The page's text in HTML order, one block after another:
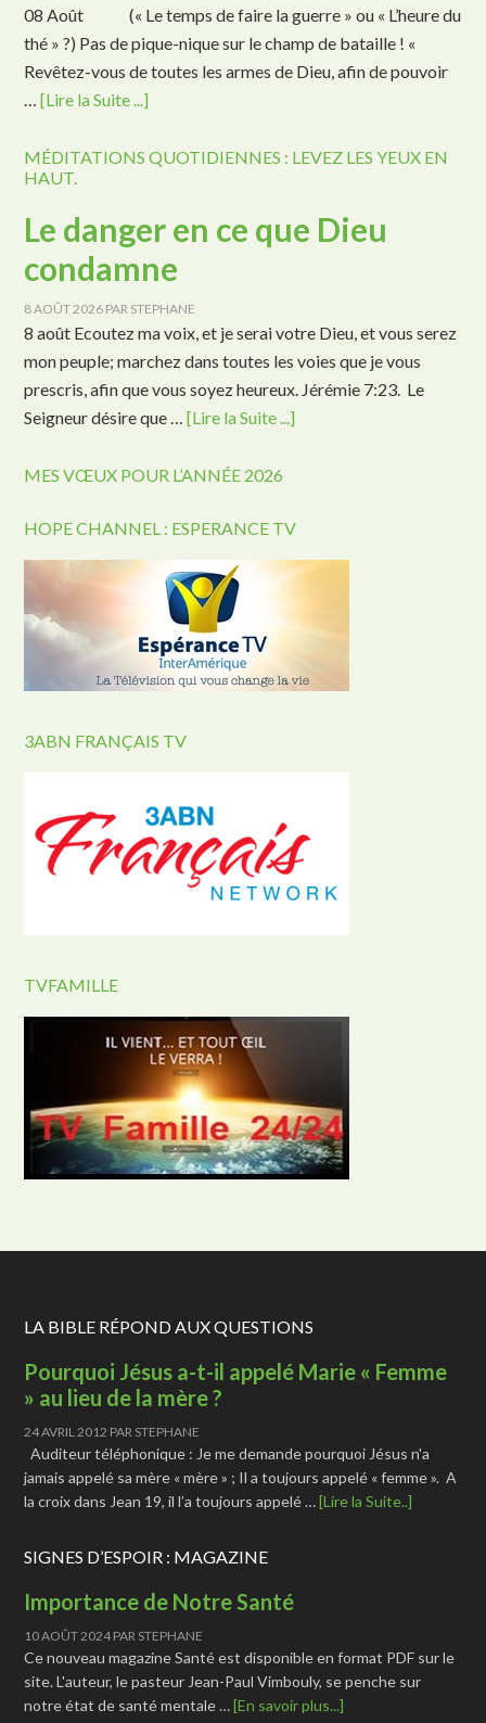
08 Août (« Le temps de faire la guerre » ou « L’heure du
thé » ?) Pas de pique-nique sur le champ de bataille ! «
Revêtez-vous de toutes les armes de Dieu, afin de pouvoir
…[Lire la Suite ...]
MÉDITATIONS QUOTIDIENNES : LEVEZ LES YEUX EN
HAUT.
Le danger en ce que Dieu
condamne
8 AOÛT 2026 PAR STEPHANE
8 août Ecoutez ma voix, et je serai votre Dieu, et vous serez
mon peuple; marchez dans toutes les voies que je vous
prescris, afin que vous soyez heureux. Jérémie 7:23. Le
Seigneur désire que …[Lire la Suite ...]
MES VŒUX POUR L’ANNÉE 2026
HOPE CHANNEL : ESPERANCE TV
3ABN FRANÇAIS TV
TVFAMILLE
LA BIBLE RÉPOND AUX QUESTIONS
Pourquoi Jésus a-t-il appelé Marie « Femme
» au lieu de la mère ?
24 AVRIL 2012 PAR STEPHANE
Auditeur téléphonique : Je me demande pourquoi Jésus n'a
jamais appelé sa mère « mère » ; Il a toujours appelé « femme ». A
la croix dans Jean 19, il l’a toujours appelé …[Lire la Suite..]
SIGNES D’ESPOIR : MAGAZINE
Importance de Notre Santé
10 AOÛT 2024PAR STEPHANE
Ce nouveau magazine Santé est disponible en format PDF sur le
site. L'auteur, le pasteur Jean-Paul Vimbouly, se penche sur
notre état de santé mentale …[En savoir plus...]